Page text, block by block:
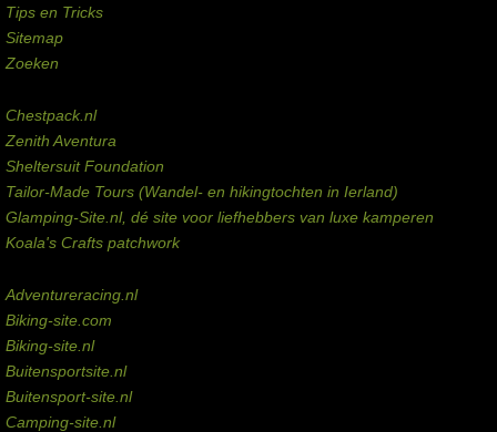
Tips en Tricks
Sitemap
Zoeken
Chestpack.nl
Zenith Aventura
Sheltersuit Foundation
Tailor-Made Tours (Wandel- en hikingtochten in Ierland)
Glamping-Site.nl, dé site voor liefhebbers van luxe kamperen
Koala's Crafts patchwork
Adventureracing.nl
Biking-site.com
Biking-site.nl
Buitensportsite.nl
Buitensport-site.nl
Camping-site.nl